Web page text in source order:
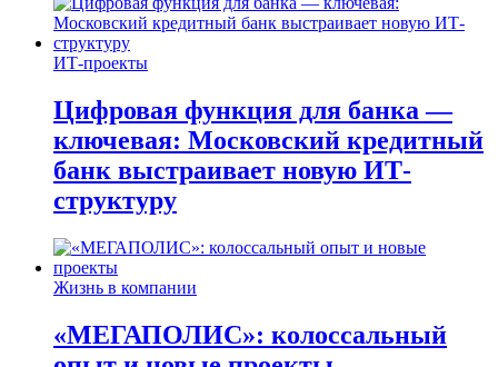
ИТ-проекты
Цифровая функция для банка —
ключевая: Московский кредитный
банк выстраивает новую ИТ-
структуру
Жизнь в компании
«МЕГАПОЛИС»: колоссальный